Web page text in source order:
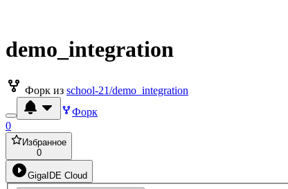
demo_integration
Форк из school-21/demo_integration
Форк
0
Избранное
0
GigaIDE Cloud